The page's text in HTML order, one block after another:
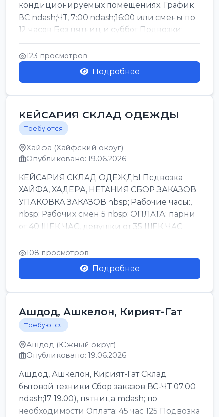
кондиционируемых помещениях. График
ВС ndash;ЧТ, 7:00 ndash;16:00 или смены по
12 часов Без пятниц и суббот Подвозки:
Офаким, Нети...
123 просмотров
Подробнее
КЕЙСАРИЯ СКЛАД ОДЕЖДЫ
Требуются
Хайфа (Хайфский округ)
Опубликовано: 19.06.2026
КЕЙСАРИЯ СКЛАД ОДЕЖДЫ Подвозка
ХАЙФА, ХАДЕРА, НЕТАНИЯ СБОР ЗАКАЗОВ,
УПАКОВКА ЗАКАЗОВ nbsp; Рабочие часы:,
nbsp; Рабочих смен 5 nbsp; ОПЛАТА: парни
от 40 ШЕК ЧАС, девушки от 35 ШЕК ЧАС
БОНУСЫ 1500 ШЕК ...
108 просмотров
Подробнее
Ашдод, Ашкелон, Кирият-Гат
Требуются
Ашдод (Южный округ)
Опубликовано: 19.06.2026
Ашдод, Ашкелон, Кирият-Гат Склад
бытовой техники Сбор заказов ВС-ЧТ 07.00
ndash;17 19.00), пятница mdash; по
необходимости Оплата: 45 час 125 Подвозка